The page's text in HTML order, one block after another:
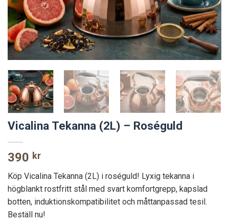
Vicalina Tekanna (2L) – Roséguld
390 kr
Köp Vicalina Tekanna (2L) i roséguld! Lyxig tekanna i
högblankt rostfritt stål med svart komfortgrepp, kapslad
botten, induktionskompatibilitet och måttanpassad tesil.
Beställ nu!